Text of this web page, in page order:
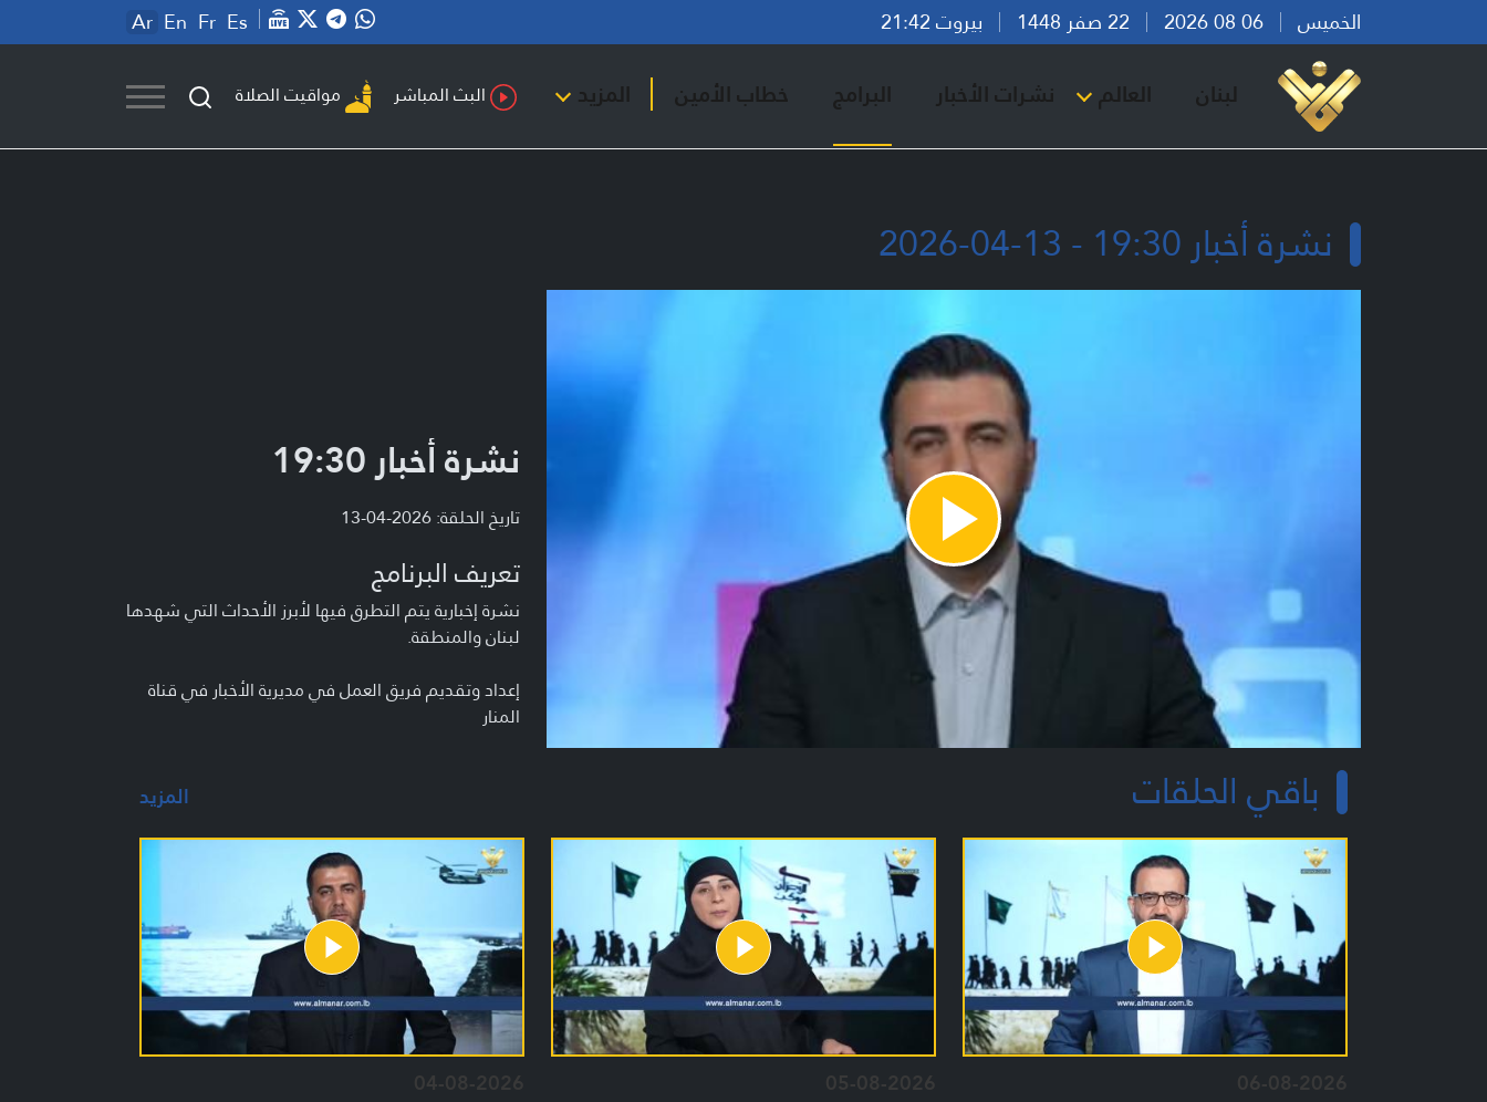
الخميس بيروت 21:42 Ar En Fr Es
لبنان العالم نشرات الأخبار البرامج خطاب الأمين المزيد البث المباشر مواقيت الصلاة
نشرة أخبار 19:30 - 13-04-2026
Play
Video
نشرة أخبار 19:30
تاريخ الحلقة: 2026-04-13
تعريف البرنامج
نشرة إخبارية يتم التطرق فيها لأبرز الأحداث التي شهدها
لبنان والمنطقة.
إعداد وتقديم فريق العمل في مديرية الأخبار في قناة
المنار
باقي الحلقات المزيد
06-08-2026
05-08-2026
04-08-2026